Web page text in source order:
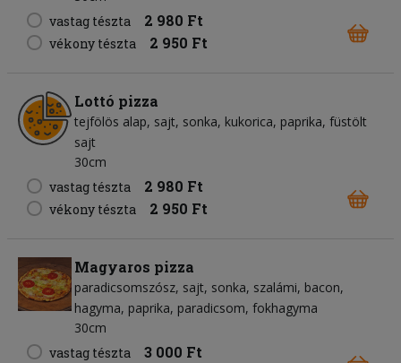
vastag tészta
2 980 Ft
vékony tészta 2 950 Ft
Lottó pizza
tejfölös alap sajt sonka kukorica paprika füstölt
sajt
30cm
vastag tészta
2 980 Ft
vékony tészta 2 950 Ft
Magyaros pizza
paradicsomszósz sajt sonka szalámi bacon
hagyma paprika paradicsom fokhagyma
30cm
vastag tészta
3 000 Ft